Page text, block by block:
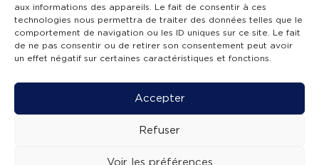
aux informations des appareils. Le fait de consentir à ces
technologies nous permettra de traiter des données telles que le
comportement de navigation ou les ID uniques sur ce site. Le fait
de ne pas consentir ou de retirer son consentement peut avoir
un effet négatif sur certaines caractéristiques et fonctions.
Accepter
Refuser
Voir les préférences
SUIVEZ-NOUS !
Mentions légales -Accessibilité